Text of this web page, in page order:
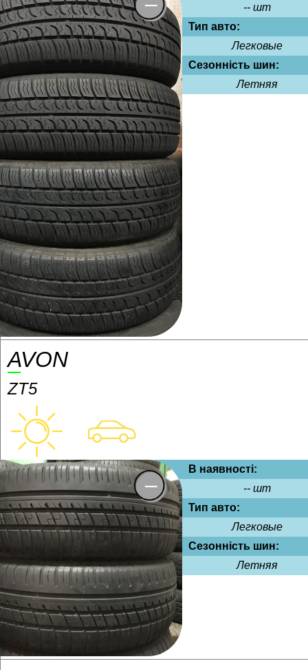
-- шт
Тип авто:
Легковые
Сезонність шин:
Летняя
AVON
ZT5
В наявності:
-- шт
Тип авто:
Легковые
Сезонність шин:
Летняя